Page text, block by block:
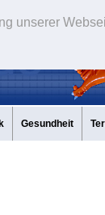
unserer
Gesundheit